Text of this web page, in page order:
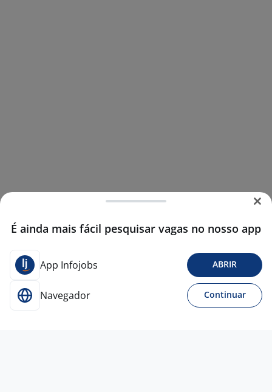
É ainda mais fácil pesquisar vagas no nosso app
App Infojobs ABRIR
Navegador Continuar